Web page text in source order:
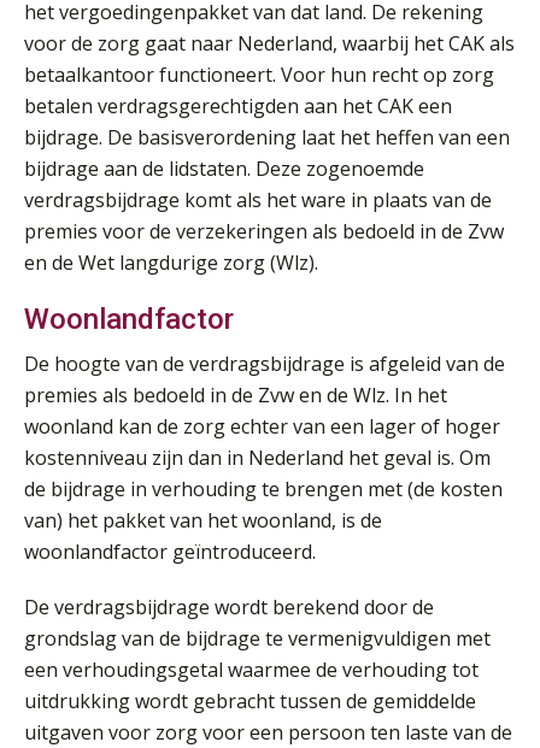
het vergoedingenpakket van dat land. De rekening
voor de zorg gaat naar Nederland, waarbij het CAK als
betaalkantoor functioneert. Voor hun recht op zorg
betalen verdragsgerechtigden aan het CAK een
bijdrage. De basisverordening laat het heffen van een
bijdrage aan de lidstaten. Deze zogenoemde
verdragsbijdrage komt als het ware in plaats van de
premies voor de verzekeringen als bedoeld in de Zvw
en de Wet langdurige zorg (Wlz).
Woonlandfactor
De hoogte van de verdragsbijdrage is afgeleid van de
premies als bedoeld in de Zvw en de Wlz. In het
woonland kan de zorg echter van een lager of hoger
kostenniveau zijn dan in Nederland het geval is. Om
de bijdrage in verhouding te brengen met (de kosten
van) het pakket van het woonland, is de
woonlandfactor geïntroduceerd.
De verdragsbijdrage wordt berekend door de
grondslag van de bijdrage te vermenigvuldigen met
een verhoudingsgetal waarmee de verhouding tot
uitdrukking wordt gebracht tussen de gemiddelde
uitgaven voor zorg voor een persoon ten laste van de